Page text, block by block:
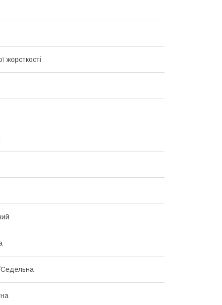
жорсткості
Седельна